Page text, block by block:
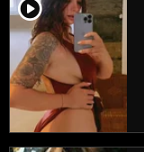
player2